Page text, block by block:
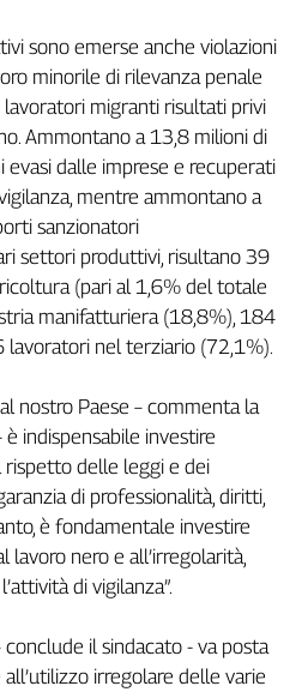
sono emerse anche violazioni
minorile di rilevanza penale
lavoratori migranti risultati privi
Ammontano a 13,8 milioni di
dalle imprese e recuperati
mentre ammontano a
sanzionatori
settori produttivi, risultano 39
(pari al 1,6% del totale
manifatturiera (18,8%), 184
lavoratori nel terziario (72,1%).
nostro Paese – commenta la
indispensabile investire
rispetto delle leggi e dei
di professionalità, diritti,
è fondamentale investire
lavoro nero e all’irregolarità,
di vigilanza”.
il sindacato - va posta
irregolare delle varie